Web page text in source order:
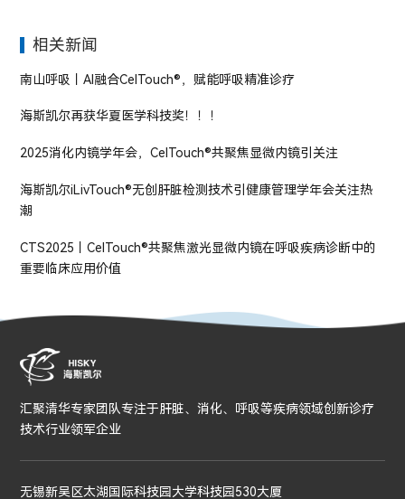
相关新闻
南山呼吸丨AI融合CelTouch®，赋能呼吸精准诊疗
海斯凯尔再获华夏医学科技奖！！！
2025消化内镜学年会，CelTouch®共聚焦显微内镜引关注
海斯凯尔iLivTouch®无创肝脏检测技术引健康管理学年会关注热
潮
CTS2025丨CelTouch®共聚焦激光显微内镜在呼吸疾病诊断中的
重要临床应用价值
汇聚清华专家团队专注于肝脏、消化、呼吸等疾病领域创新诊疗
技术行业领军企业
无锡新吴区太湖国际科技园大学科技园530大厦